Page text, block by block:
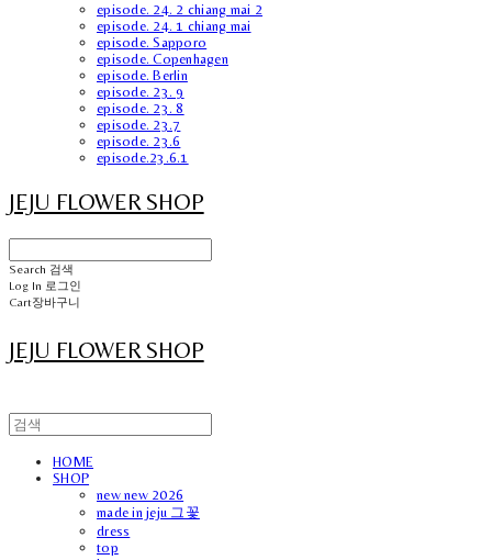
episode. 24. 2 chiang mai 2
episode. 24. 1 chiang mai
episode. Sapporo
episode. Copenhagen
episode. Berlin
episode. 23. 9
episode. 23. 8
episode. 23.7
episode. 23.6
episode.23.6.1
JEJU FLOWER SHOP
Search 검색
Log In 로그인
Cart장바구니
JEJU FLOWER SHOP
HOME
SHOP
new new 2026
made in jeju 그꽃
dress
top